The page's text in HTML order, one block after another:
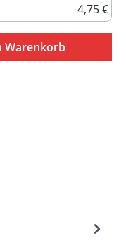
4,75 €
Warenkorb